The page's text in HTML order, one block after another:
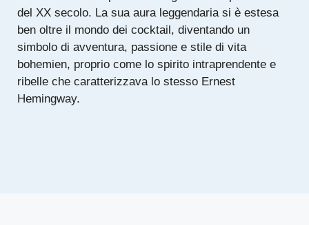
del XX secolo. La sua aura leggendaria si è estesa
ben oltre il mondo dei cocktail, diventando un
simbolo di avventura, passione e stile di vita
bohemien, proprio come lo spirito intraprendente e
ribelle che caratterizzava lo stesso Ernest
Hemingway.